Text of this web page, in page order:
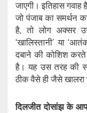
जाएगी। इतिहास गवाह
जो पंजाब का समर्थन
है, तो लोग अक्सर
‘खालिस्तानी’ या
दबाने की कोशिश
है। यह उस तरह की
ठीक वैसे ही जैसे खालरा
दिलजीत दोसांझ के